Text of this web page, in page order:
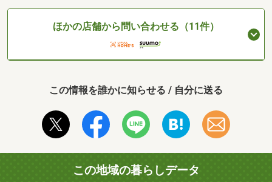
ほかの店舗から問い合わせる（11件）
この情報を誰かに知らせる / 自分に送る
この地域の暮らしデータ